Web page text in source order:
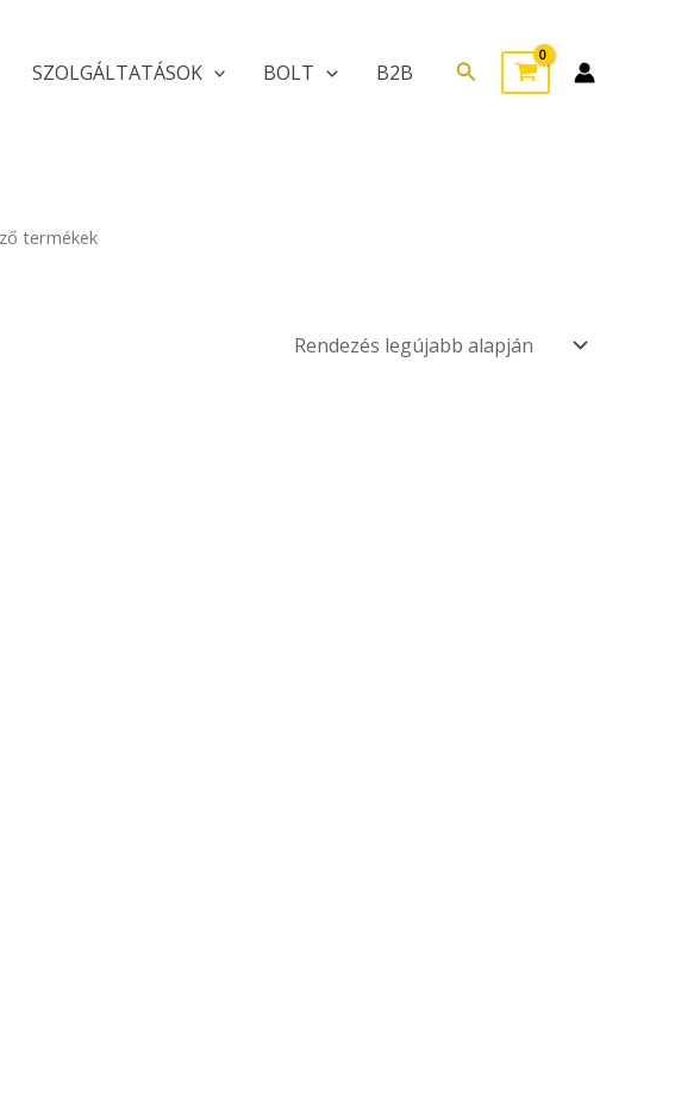
SZOLGÁLTATÁSOK BOLT B2B Search
termékek